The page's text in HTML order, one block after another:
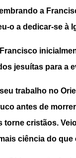
a
o a dedicar-se à
jesuítas para a
trabalho no
antes de
torne cristãos.
ciência do